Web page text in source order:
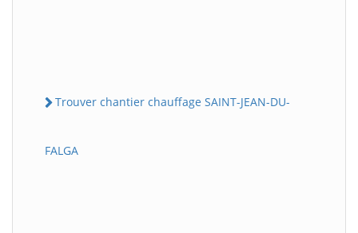
Trouver chantier chauffage SAINT-JEAN-DU-
FALGA